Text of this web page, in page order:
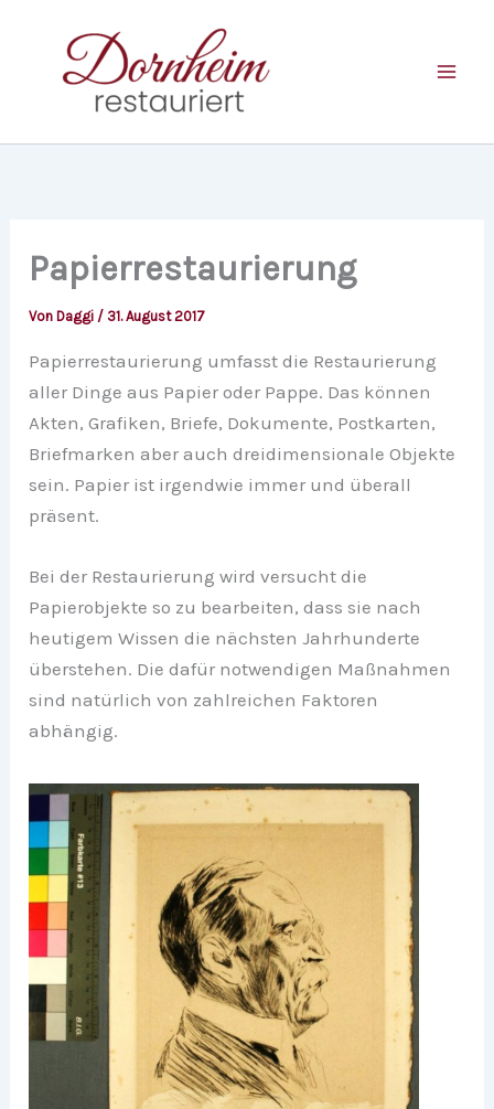
springen
Papierrestaurierung
VonDaggi / 31. August 2017
Papierrestaurierung umfasst die Restaurierung
aller Dinge aus Papier oder Pappe. Das können
Akten, Grafiken, Briefe, Dokumente, Postkarten,
Briefmarken aber auch dreidimensionale Objekte
sein. Papier ist irgendwie immer und überall
präsent.
Bei der Restaurierung wird versucht die
Papierobjekte so zu bearbeiten, dass sie nach
heutigem Wissen die nächsten Jahrhunderte
überstehen. Die dafür notwendigen Maßnahmen
sind natürlich von zahlreichen Faktoren
abhängig.